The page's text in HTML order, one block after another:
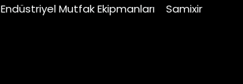
Endüstriyel Mutfak Ekipmanları
Samixir